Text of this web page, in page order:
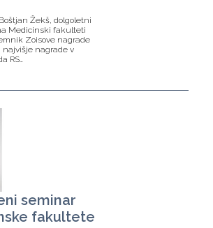
Žekš, dolgoletni
Medicinski fakulteti
Zoisove nagrade
najvišje nagrade v
RS…
seminar
fakultete